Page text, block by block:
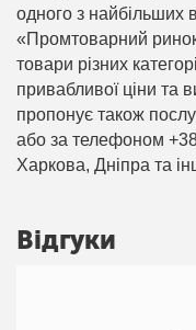
одного з найбільших
«Промтоварний
товари різних
привабливої ціни та
пропонує також
або за телефоном
Харкова, Дніпра та
Відгуки